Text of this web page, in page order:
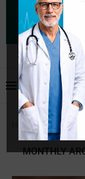
Home Archives
MONTHLY